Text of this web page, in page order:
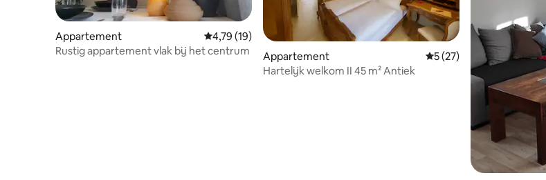
Appartement Gemiddelde beoordeling van 4,79 op 5, 19 recensies
4,79 (19)
Rustig appartement vlak bij het centrum
Appartement Gemiddelde beoordeling
5 (27)
Hartelijk welkom II 45 m² Antiek